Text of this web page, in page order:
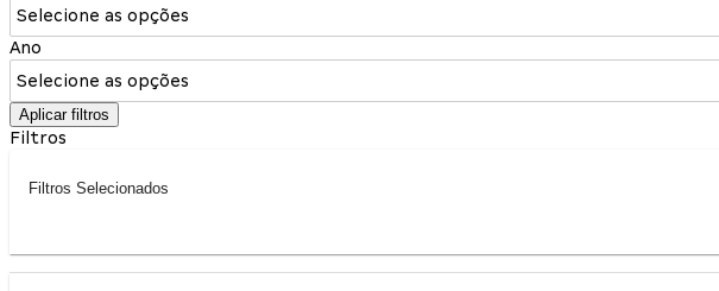
Selecione as opções
Ano
Selecione as opções
Aplicar filtros
Filtros
Filtros Selecionados